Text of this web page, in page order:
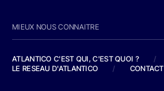
MIEUX NOUS CONNAITRE
ATLANTICO C'EST QUI, C'EST QUOI ?
/
LE RESEAU D'ATLANTICO
/ CONTACT